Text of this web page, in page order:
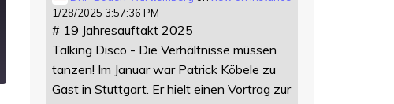
1/28/2025 3:57:36 PM
# 19 Jahresauftakt 2025
Talking Disco - Die Verhältnisse müssen
tanzen! Im Januar war Patrick Köbele zu
Gast in Stuttgart. Er hielt einen Vortrag zur